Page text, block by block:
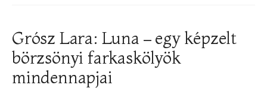
Grósz Lara: Luna – egy képzelt
börzsönyi farkaskölyök
mindennapjai